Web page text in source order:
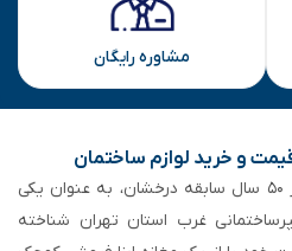
مشاوره رایگان
و خرید لوازم ساختمان
هایپر ساختمانی خاجی‌ با بیش از ۵۰ سال سابقه‌ درخشان، به عنوان یکی
غرب استان تهران شناخته